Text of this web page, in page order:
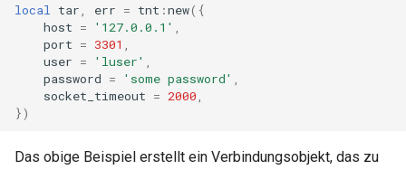
echo
encrypted-session
error-log-write
eval
local tar err = tnt :new({
host = '127.0.0.1'
port = 3301
user = 'luser'
password = 'some password'
socket_timeout = 2000
})
Das obige Beispiel erstellt ein Verbindungsobjekt, das zu